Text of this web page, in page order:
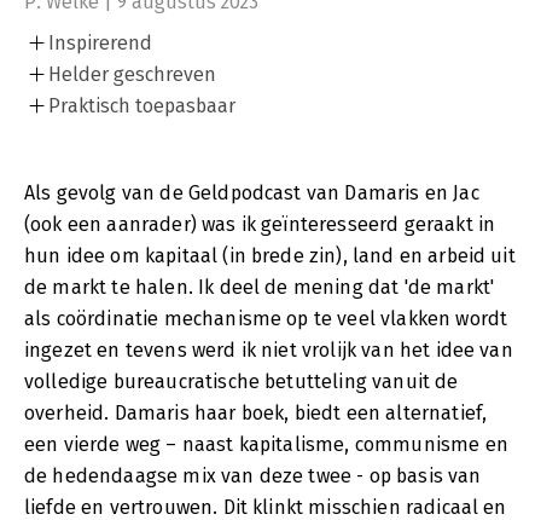
Inspirerend
Helder geschreven
Praktisch toepasbaar
Als gevolg van de Geldpodcast van Damaris en Jac
(ook een aanrader) was ik geïnteresseerd geraakt in
hun idee om kapitaal (in brede zin), land en arbeid uit
de markt te halen. Ik deel de mening dat 'de markt'
als coördinatie mechanisme op te veel vlakken wordt
ingezet en tevens werd ik niet vrolijk van het idee van
volledige bureaucratische betutteling vanuit de
overheid. Damaris haar boek, biedt een alternatief,
een vierde weg – naast kapitalisme, communisme en
de hedendaagse mix van deze twee - op basis van
liefde en vertrouwen. Dit klinkt misschien radicaal en